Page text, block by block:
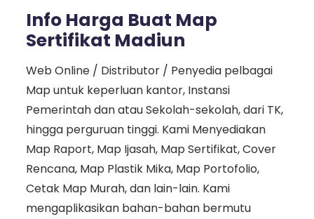
Info Harga Buat Map
Sertifikat Madiun
Web Online / Distributor / Penyedia pelbagai
Map untuk keperluan kantor, Instansi
Pemerintah dan atau Sekolah-sekolah, dari TK,
hingga perguruan tinggi. Kami Menyediakan
Map Raport, Map Ijasah, Map Sertifikat, Cover
Rencana, Map Plastik Mika, Map Portofolio,
Cetak Map Murah, dan lain-lain. Kami
mengaplikasikan bahan-bahan bermutu